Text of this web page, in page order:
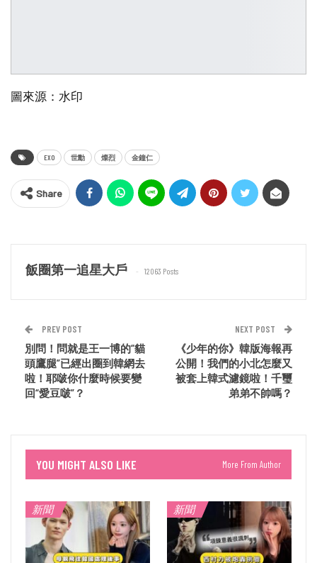
圖來源：水印
EXO 世勳 燦烈 金鐘仁
Share
飯圈第一追星大戶 12063 Posts
PREV POST
別問！問就是王一博的“貓
頭鷹腿”已經出圈到韓網去
啦！耶啵你什麼時候要變
回“愛豆啵”？
NEXT POST
《少年的你》韓版海報再
公開！我們的小北怎麼又
被套上韓式濾鏡啦！千璽
弟弟不帥嗎？
YOU MIGHT ALSO LIKE More From Author
新聞 新聞